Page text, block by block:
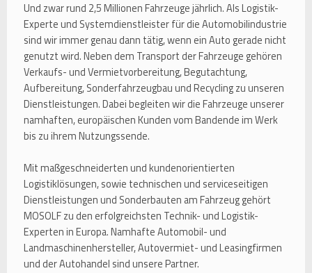
Und zwar rund 2,5 Millionen Fahrzeuge jährlich. Als Logistik-
Experte und Systemdienstleister für die Automobilindustrie
sind wir immer genau dann tätig, wenn ein Auto gerade nicht
genutzt wird. Neben dem Transport der Fahrzeuge gehören
Verkaufs- und Vermietvorbereitung, Begutachtung,
Aufbereitung, Sonderfahrzeugbau und Recycling zu unseren
Dienstleistungen. Dabei begleiten wir die Fahrzeuge unserer
namhaften, europäischen Kunden vom Bandende im Werk
bis zu ihrem Nutzungssende.
Mit maßgeschneiderten und kundenorientierten
Logistiklösungen, sowie technischen und serviceseitigen
Dienstleistungen und Sonderbauten am Fahrzeug gehört
MOSOLF zu den erfolgreichsten Technik- und Logistik-
Experten in Europa. Namhafte Automobil- und
Landmaschinenhersteller, Autovermiet- und Leasingfirmen
und der Autohandel sind unsere Partner.